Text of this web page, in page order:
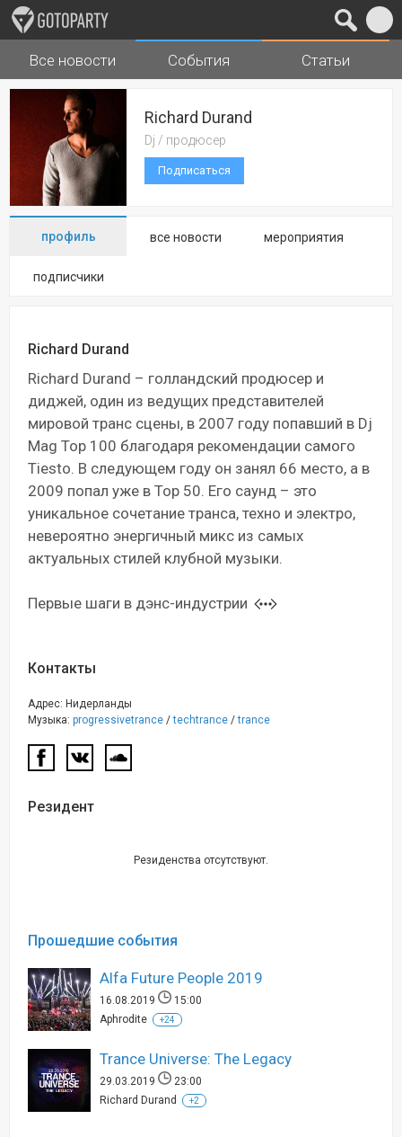
Города Музыка
Все новости События Статьи
Richard Durand
Dj / продюсер
Подписаться
профиль все новости мероприятия
подписчики
Richard Durand
Richard Durand – голландский продюсер и
диджей, один из ведущих представителей
мировой транс сцены, в 2007 году попавший в Dj
Mag Top 100 благодаря рекомендации самого
Tiesto. В следующем году он занял 66 место, а в
2009 попал уже в Top 50. Его саунд – это
уникальное сочетание транса, техно и электро,
невероятно энергичный микс из самых
актуальных стилей клубной музыки.
Первые шаги в дэнс-индустрии
Контакты
Адрес: Нидерланды
Музыка: progressivetrance /techtrance /trance
Резидент
Резиденства отсутствуют.
Прошедшие события
Alfa Future People 2019
16.08.2019
15:00
Aphrodite
+24
Trance Universe: The Legacy
29.03.2019
23:00
Richard Durand
+2